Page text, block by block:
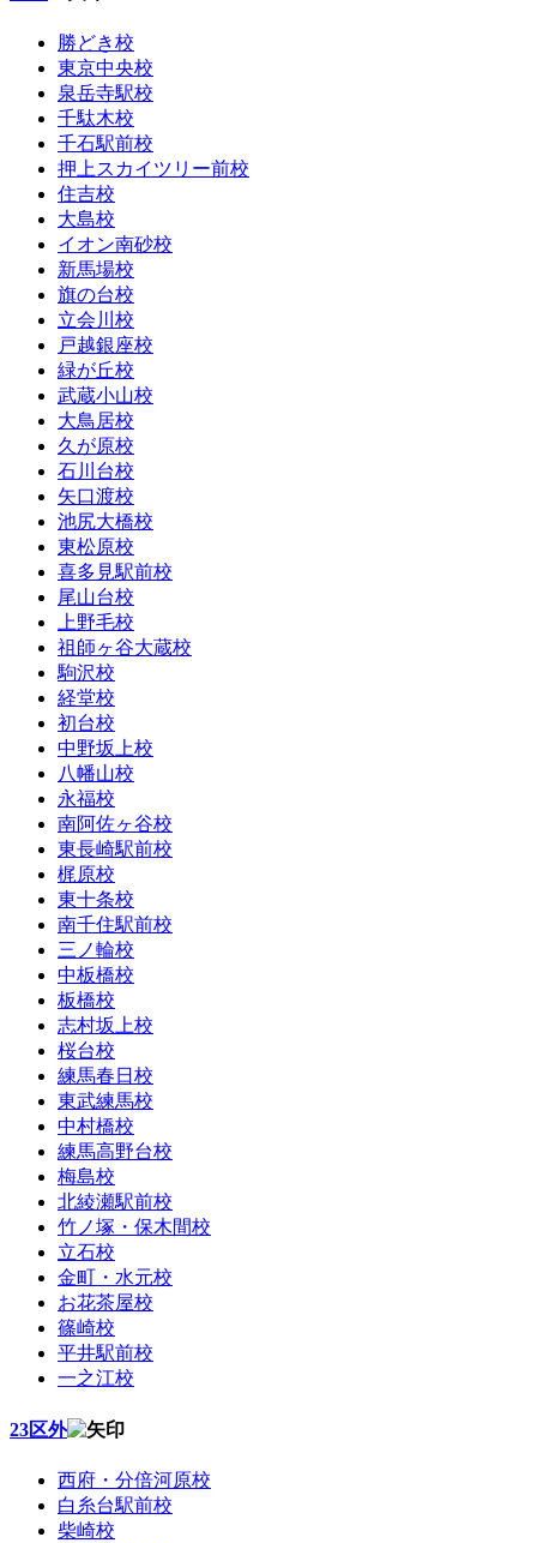
勝どき校
東京中央校
泉岳寺駅校
千駄木校
千石駅前校
押上スカイツリー前校
住吉校
大島校
イオン南砂校
新馬場校
旗の台校
立会川校
戸越銀座校
緑が丘校
武蔵小山校
大鳥居校
久が原校
石川台校
矢口渡校
池尻大橋校
東松原校
喜多見駅前校
尾山台校
上野毛校
祖師ヶ谷大蔵校
駒沢校
経堂校
初台校
中野坂上校
八幡山校
永福校
南阿佐ヶ谷校
東長崎駅前校
梶原校
東十条校
南千住駅前校
三ノ輪校
中板橋校
板橋校
志村坂上校
桜台校
練馬春日校
東武練馬校
中村橋校
練馬高野台校
梅島校
北綾瀬駅前校
竹ノ塚・保木間校
立石校
金町・水元校
お花茶屋校
篠崎校
平井駅前校
一之江校
23区外
西府・分倍河原校
白糸台駅前校
柴崎校